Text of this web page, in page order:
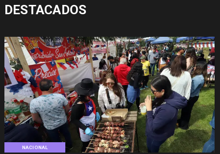
NACIONAL
DESTACADOS